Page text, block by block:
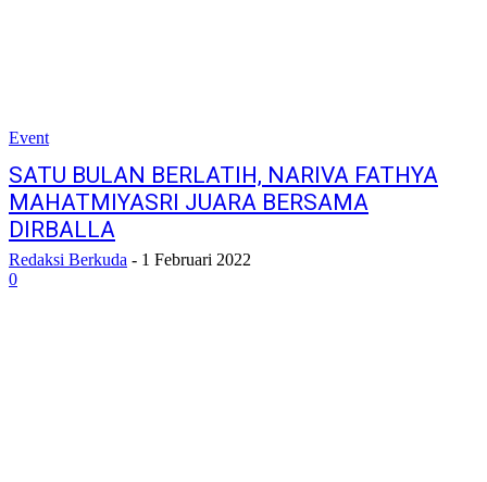
Event
SATU BULAN BERLATIH, NARIVA FATHYA
MAHATMIYASRI JUARA BERSAMA
DIRBALLA
Redaksi Berkuda - 1 Februari 2022
0